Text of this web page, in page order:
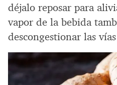
déjalo reposar para
vapor de la bebida
descongestionar las